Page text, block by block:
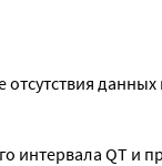
отсутствия
интервала QT и